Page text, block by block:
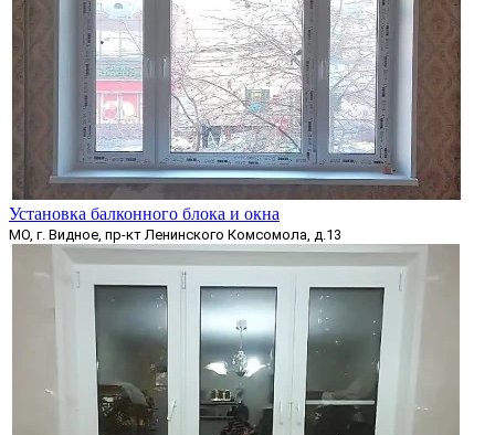
Установка балконного блока и окна
МО, г. Видное, пр-кт Ленинского Комсомола, д.13